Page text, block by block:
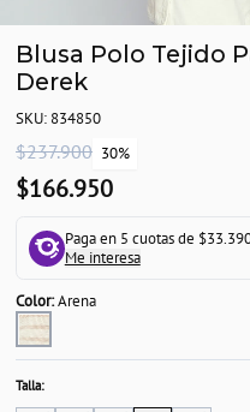
Blusa Polo Tejido
Derek
SKU: 834850
$237.900 30%
$166.950
Paga en 5 cuotas de
Me interesa
Color:Arena
Talla: